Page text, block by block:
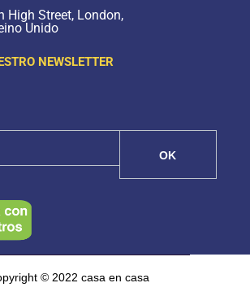
High Street, London,
Unido
NEWSLETTER
© 2022 casa en casa